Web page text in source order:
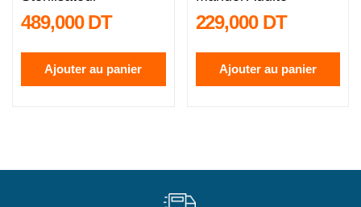
489,000 DT
Ajouter au panier
229,000 DT
Ajouter au panier